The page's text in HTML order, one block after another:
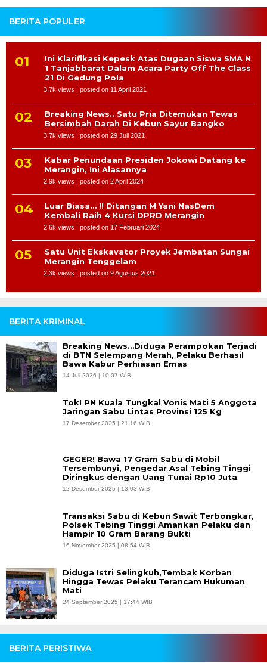
BERITA POPULER
Ini Klarifikasi Kepesk Atas Dugaan Siswa SMA N
1 Tanjabbarat Dalam Acara Party Off The Class
21 Di Gedung Pola
3.7k views | posted on 11 April 2021
Breaking News.. Satu Pria Ditemukan Tewas
Bersimbah Darah Di Kebun Sayur Bangko
3.7k views | posted on 29 Juli 2021
Kabar Penundaan Presiden Jokowi Datang ke
Merangin, Ini Alasannya
2.9k views | posted on 2 April 2024
Luar Biasa… !! Ditangan M Yani NasDem
Kembali Raih 4 Kursi DPRD Merangin
2.6k views | posted on 17 Februari 2024
Satu Unit Ekskavator Proyek Jembatan Sungai
Merangin Tenggelam
2.3k views | posted on 9 Agustus 2021
BERITA KRIMINAL
Breaking News…Diduga Perampokan Terjadi
di BTN Selempang Merah, Pelaku Berhasil
Bawa Kabur Perhiasan Emas
14 Juli 2026 | 10:07 WIB
Tok! PN Kuala Tungkal Vonis Mati 5 Anggota
Jaringan Sabu Lintas Provinsi 125 Kg
17 Desember 2025 | 21:16 WIB
GEGER! Bawa 17 Gram Sabu di Mobil
Tersembunyi, Pengedar Asal Tebing Tinggi
Diringkus dengan Uang Tunai Rp10 Juta
12 Desember 2025 | 13:03 WIB
Transaksi Sabu di Kebun Sawit Terbongkar,
Polsek Tebing Tinggi Amankan Pelaku dan
Hampir 10 Gram Barang Bukti
16 November 2025 | 08:54 WIB
Diduga Istri Selingkuh,Tembak Korban
Hingga Tewas Pelaku Terancam Hukuman
Mati
24 September 2025 | 17:44 WIB
BERITA PERISTIWA